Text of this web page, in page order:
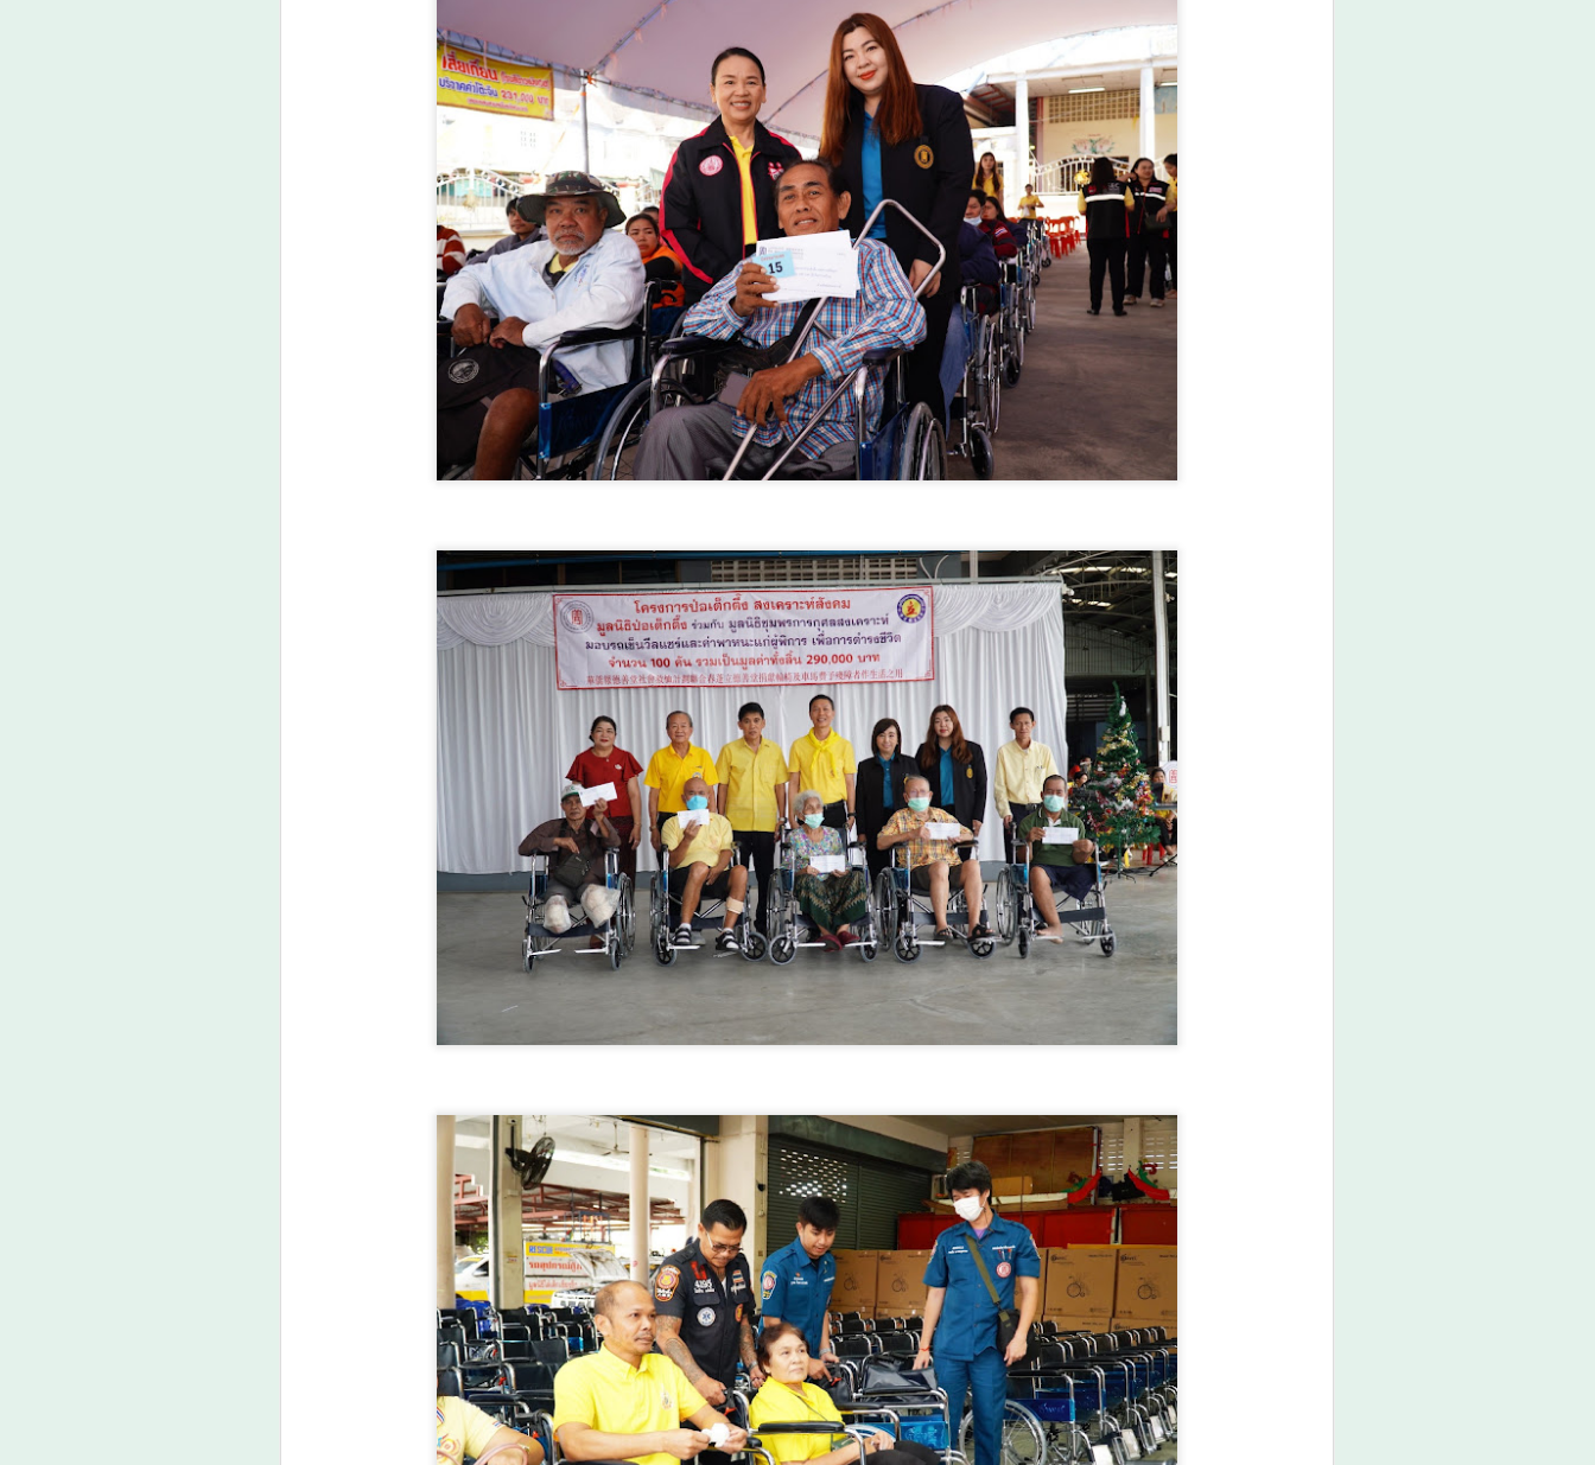
ลักษณ์อาหารภูมิภาค "รสถิ่นไทย" ณ มูลนิธิกองทุนนิยมไทย เขตบางรัก
กรุงเทพฯ เพื่อรวบรวม ยกระดับ และส่งเสริมอัตลักษณ์อาหารท้องถิ่นไทยสู่
การสร้างมูลค่าเพิ่มทางเศรษฐกิจ และการท่องเที่ยวเชิงอาหาร อย่างยั่งยืน
งานแถลงข่า
นครบาล 1 กัดไม่ปล่อย! แกะรอยขยายผลกลุ่มนักบิน จับ
ไอซ์ล๊อตมหึมากว่า 300 โล ก่อนเข้ากลางกรุง
นครบาล 1 กัดไม่ปล่อย! แกะรอยขยายผลกลุ่มนักบิน จับไอซ์ล๊อตมหึมากว่า
300 โล ก่อนเข้ากลางกรุง
ย้อนไปเมื่อ 16 มี.ค.2569 ที่ผ่านมา กก.สืบสวนนครบาล 1 บช.น.
AUG
วธ. เดินหน้าจัดตั้ง และรับรองวัดคาทอลิกแห่งใหม่หนุน
บทบาทศาสนสถาน เป็นแหล่งปลูกฝังคุณธรรมของศาสนิ
กชน
วธ. เดินหน้าจัดตั้ง และรับรองวัดคาทอลิกแห่งใหม่หนุนบทบาทศาสนสถาน
เป็นแหล่งปลูกฝังคุณธรรมของศาสนิกชน
นางสาวซาบีดา ไทยเศรษฐ์ รัฐมนตรีว่าการกระทรวงวัฒนธรรม (รมว.วธ.)
เปิดเผยว่า ที่ประชุมคณะรัฐมนตรี (ครม.) เมื่อวันที่ 5 สิงหาคม 2569 มีมติ
คาทอลิกตามระเบียบสำนักนายกรัฐมนตรี ว่าด้วยแนวทางพิจารณาในการจัด
ตั้งวัดบาทหลวงโรมันคาทอลิก พ.ศ.
AUG
วศ.อว. จับมือ ทช.ทส. ยกระดับห้องปฏิบัติการไมโคร
พลาสติกสู่มาตรฐานสากล
วศ.อว. จับมือ ทช.ทส.
AUG
5
“AppTech”​ ยกกำลังประเทศไทยจากฐานราก​ เมื่อ
เทคโนโลยีที่เหมาะสมเป็นกลไกยกระดับทุนมนุษย์
“AppTech”​ ยกกำลังประเทศไทยจากฐานราก​ เมื่อเทคโนโลยีที่เหมาะสมเป็น
กลไกยกระดับทุนมนุษย์
หน่วยบริหารจัดการทุนด้านพัฒนาพื้นที่ (บพท.) สำนักงานเร่งรัดการวิจัย
และนวัตกรรมเพื่อเพิ่มความสามารถการแข่งขันและการพัฒนาพื้นที่
เศรษฐกิจได้ด้วยตนเอง
ศาสตราจารย์ ดร.ยศชนัน วงศ์สวัสดิ์ รองนายกรั
4
ครั้งในการเข้าร่วมงานมหกรรมทางการเงินครั้งยิ่งใหญ่
ของภาคตะวันออกเฉียงเหนือ Money Expo Korat 2026
ภายใต้คอนเซปต์ "LED Smart Partner" มุ่งเน้นการเป็น
คู่คิดอัจฉริยะที่ช่วยเปลี่ยนเรื่องหนี้ที่ซับซ้อนให้กลายเป็น
เรื่องง่าย พร้อมมอบโอกาสการเริ่มต้นใหม่ทางการเงิน
ให้กับพี่น้องประชาชน
กรมบังคับคดี กระทรวงยุติธรรม ประกาศความพร้อมอีกครั้งในการเข้าร่วม
งานมหกรรมทางการเงินครั้งยิ่งใหญ่ของภาคตะวันออกเฉียงเหนือ Money
Expo Korat 2026 ภายใต้คอนเซปต์ "LED Smart Partner" มุ่งเน้นการเป็น
คู่คิดอัจฉริยะที่ช่วยเปลี่ยนเรื่องหนี้ที่ซับซ้อนให้กลายเป็นเรื่องง่าย พร้อมมอบ
โอกาสการเริ่มต้นใหม่ทางการเงินให้กับพี่น้องประชาชน
ในสภาวะเศรษฐกิจปัจจุบันที่หลายคนเผชิญกับภาระหนี้สิน กรมบังคับคดี
AUG
4
ที่นอนตามสรีระ คืออะไร? ทำไมคนรูปร่างต่างกัน ไม่
ควรใช้ที่นอนแบบเดียวกัน
ที่นอนตามสรีระ คืออะไร? ทำไมคนรูปร่างต่างกัน ไม่ควรใช้ที่นอนแบบ
เดียวกัน